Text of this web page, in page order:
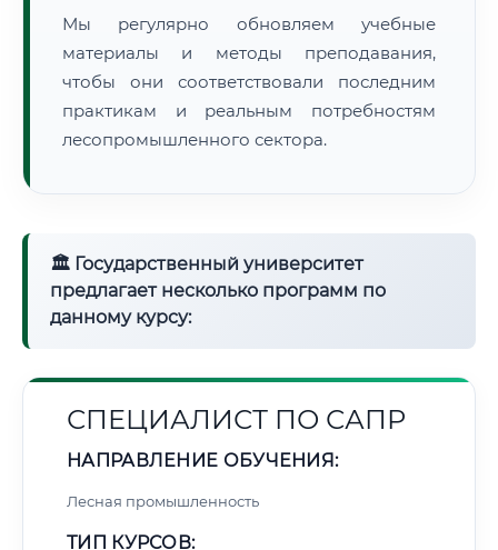
Нажмите на документ для увеличения и просмотра
Мы регулярно обновляем учебные
материалы и методы преподавания,
чтобы они соответствовали последним
практикам и реальным потребностям
лесопромышленного сектора.
🏛 Государственный университет
предлагает несколько программ по
данному курсу:
СПЕЦИАЛИСТ ПО САПР
НАПРАВЛЕНИЕ ОБУЧЕНИЯ:
Лесная промышленность
ТИП КУРСОВ: